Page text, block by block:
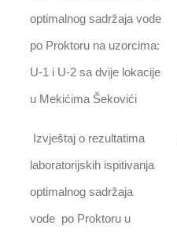
optimalnog sadržaja vode
po Proktoru na uzorcima:
U-1 i U-2 sa dvije lokacije
u Mekićima Šekovići
Izvještaj o rezultatima
laboratorijskih ispitivanja
optimalnog sadržaja
vode po Proktoru u